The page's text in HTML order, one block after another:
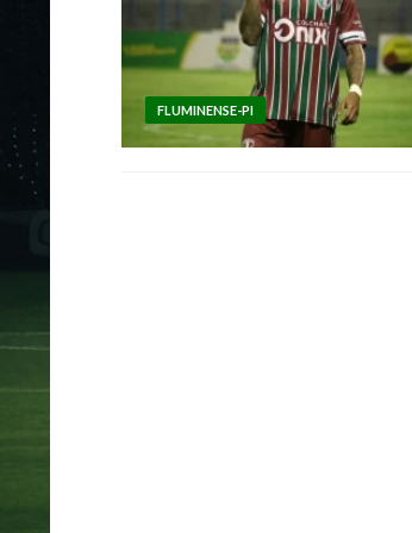
FLUMINENSE-PI